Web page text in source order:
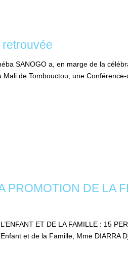
SANOGO a, en marge de la
de Tombouctou, une
DE LA
ET DE LA FAMILLE : 15
et de la Famille, Mme DIARRA